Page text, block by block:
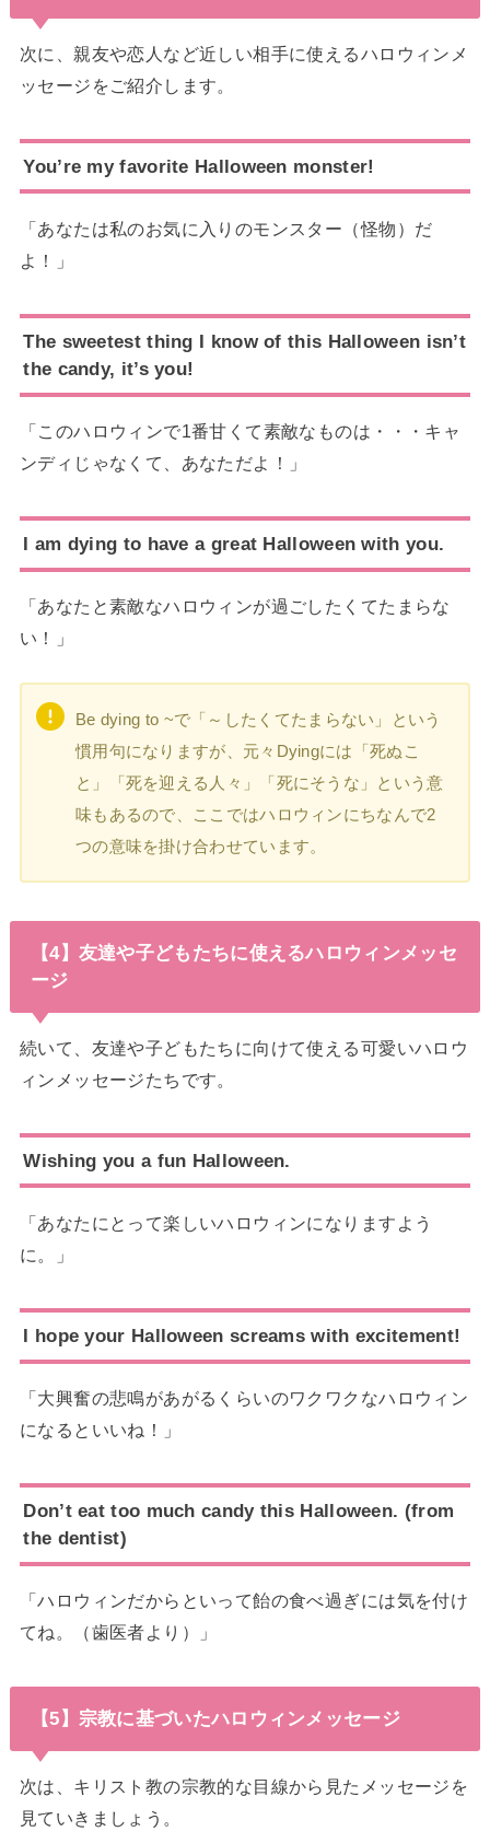
次に、親友や恋人など近しい相手に使えるハロウィンメ
ッセージをご紹介します。
You’re my favorite Halloween monster!
「あなたは私のお気に入りのモンスター（怪物）だ
よ！」
The sweetest thing I know of this Halloween isn’t
the candy, it’s you!
「このハロウィンで1番甘くて素敵なものは・・・キャ
ンディじゃなくて、あなただよ！」
I am dying to have a great Halloween with you.
「あなたと素敵なハロウィンが過ごしたくてたまらな
い！」
Be dying to ~で「～したくてたまらない」という
慣用句になりますが、元々Dyingには「死ぬこ
と」「死を迎える人々」「死にそうな」という意
味もあるので、ここではハロウィンにちなんで2
つの意味を掛け合わせています。
【4】友達や子どもたちに使えるハロウィンメッセ
ージ
続いて、友達や子どもたちに向けて使える可愛いハロウ
ィンメッセージたちです。
Wishing you a fun Halloween.
「あなたにとって楽しいハロウィンになりますよう
に。」
I hope your Halloween screams with excitement!
「大興奮の悲鳴があがるくらいのワクワクなハロウィン
になるといいね！」
Don’t eat too much candy this Halloween. (from
the dentist)
「ハロウィンだからといって飴の食べ過ぎには気を付け
てね。（歯医者より）」
【5】宗教に基づいたハロウィンメッセージ
次は、キリスト教の宗教的な目線から見たメッセージを
見ていきましょう。